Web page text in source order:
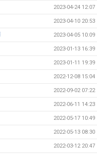
2023-04-24 12:07
2023-04-10 20:53
2023-04-05 10:09
2023-01-13 16:39
2023-01-11 19:39
2022-12-08 15:04
2022-09-02 07:22
2022-06-11 14:23
2022-05-17 10:49
2022-05-13 08:30
2022-03-12 20:47